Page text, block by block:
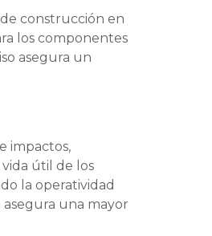
construcción en
los componentes
asegura un
impactos,
útil de los
la operatividad
una mayor